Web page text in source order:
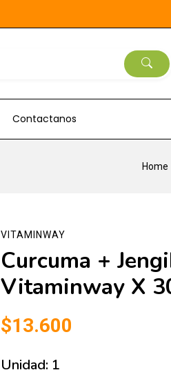
Contactanos
Home
VITAMINWAY
Curcuma +
Vitaminway X
$13.600
Unidad: 1